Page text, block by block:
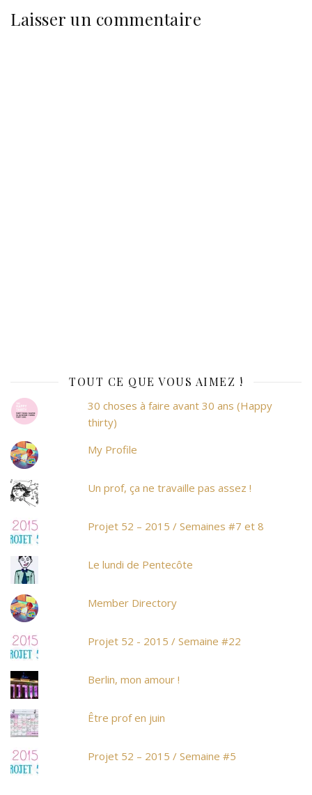
Laisser un commentaire
TOUT CE QUE VOUS AIMEZ !
30 choses à faire avant 30 ans (Happy
thirty)
My Profile
Un prof, ça ne travaille pas assez !
Projet 52 – 2015 / Semaines #7 et 8
Le lundi de Pentecôte
Member Directory
Projet 52 - 2015 / Semaine #22
Berlin, mon amour !
Être prof en juin
Projet 52 – 2015 / Semaine #5